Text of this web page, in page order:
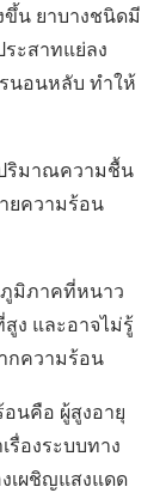
น ยาบางชนิดมี
ะสาทแย่ลง
นอนหลับ ทำให้
ริมาณความชื้น
ยความร้อน
มิภาคที่หนาว
ง และอาจไม่รู้
กความร้อน
นคือ ผู้สูงอายุ
องระบบทาง
เผชิญแสงแดด